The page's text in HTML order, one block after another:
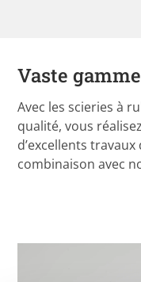
Vaste
Avec les scieries à
qualité, vous
d’excellents
combinaison avec